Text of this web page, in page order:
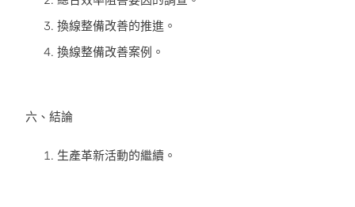
換線整備改善的推進。
換線整備改善案例。
六、結論
生產革新活動的繼續。